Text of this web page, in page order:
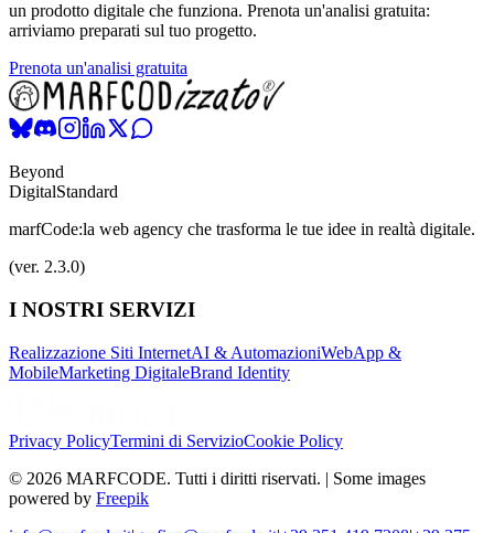
un prodotto digitale che funziona. Prenota un'analisi gratuita:
arriviamo preparati sul tuo progetto.
Prenota un'analisi gratuita
Beyond
DigitalStandard
marfCode:la web agency che trasforma le tue idee in realtà digitale.
(ver. 2.3.0)
I NOSTRI SERVIZI
Realizzazione Siti InternetAI & AutomazioniWebApp &
MobileMarketing DigitaleBrand Identity
Privacy PolicyTermini di ServizioCookie Policy
© 2026 MARFCODE. Tutti i diritti riservati. | Some images
powered by Freepik